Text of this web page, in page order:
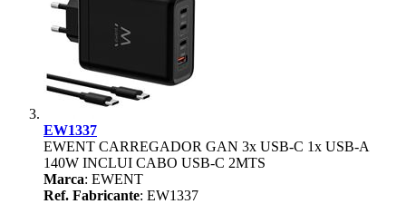
EW1337
EWENT CARREGADOR GAN 3x USB-C 1x USB-A
140W INCLUI CABO USB-C 2MTS
Marca: EWENT
Ref. Fabricante: EW1337